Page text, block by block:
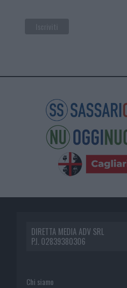
DIRETTA MEDIA ADV SRL
P.I. 02839380306
Chi siamo